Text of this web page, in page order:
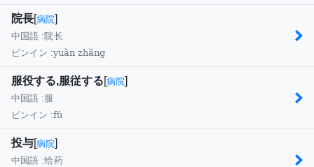
院長[病院]
中国語 : 院长
ピンイン :yuàn zhǎng
服役する,服従する[病院]
中国語 :服
ピンイン :fú
投与[病院]
中国語 :给药